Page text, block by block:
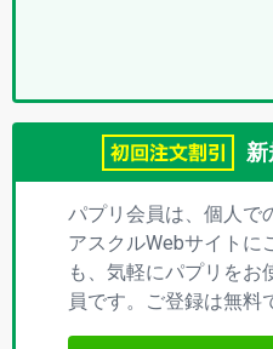
パプリ会員は、個人で
アスクルWebサイトに
も、気軽にパプリをお
員です。ご登録は無料